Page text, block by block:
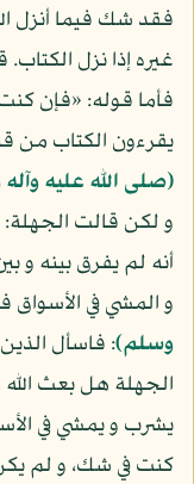
فقد شك فيما أنزل
غيره إذا نزل
فأما قوله: «فإن
يقرءون الكتاب من
(صلى الله عليه
و لكن قالت الجهلة:
أنه لم يفرق بينه و
و المشي في الأسواق
وسلم): فاسأل
الجهلة هل بعث
يشرب و يمشي في
كنت في شك، و لم